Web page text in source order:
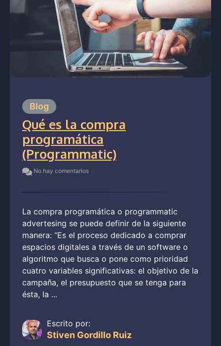
Blog
Qué es la compra
programática
(Programmatic)
No hay comentarios
La compra programática o programmatic
advertesing se puede definir de la siguiente
manera: “Es el proceso dedicado a comprar
espacios digitales a través de un software o
algoritmo que busca o pone como prioridad
cuatro variables significativas: el objetivo de la
campaña, el presupuesto que se tenga para
ésta, la ...
Escrito por:
Stiven Gordillo Ruiz